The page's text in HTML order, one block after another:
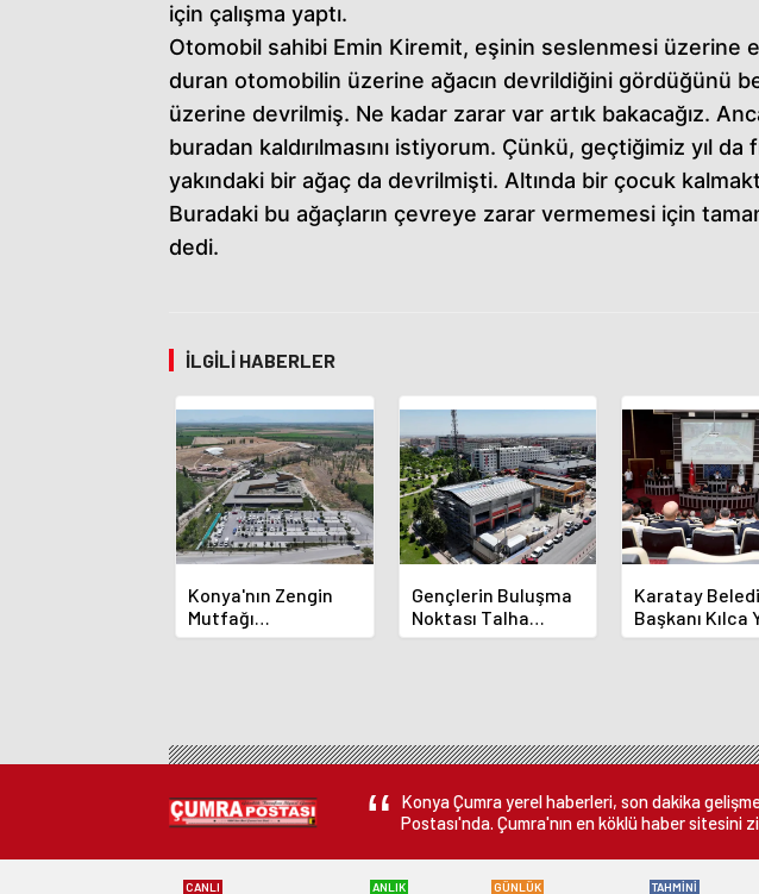
için çalışma yaptı.
Otomobil sahibi Emin Kiremit, eşinin seslenmesi üzerine
duran otomobilin üzerine ağacın devrildiğini gördüğünü
üzerine devrilmiş. Ne kadar zarar var artık bakacağız.
buradan kaldırılmasını istiyorum. Çünkü, geçtiğimiz yıl da
yakındaki bir ağaç da devrilmişti. Altında bir çocuk
Buradaki bu ağaçların çevreye zarar vermemesi için
dedi.
İLGILI HABERLER
Konya'nın Zengin
Mutfağı
GastroFest'te
Gençlerin Buluşma
Noktası Talha
Bayrakçı Akademi
Karatay
Başkanı Kılca
Projeleri
Konya Çumra yerel haberleri, son dakika
Postası'nda. Çumra'nın en köklü haber sitesini
CANLI ANLIK GÜNLÜK TAHMİNİ